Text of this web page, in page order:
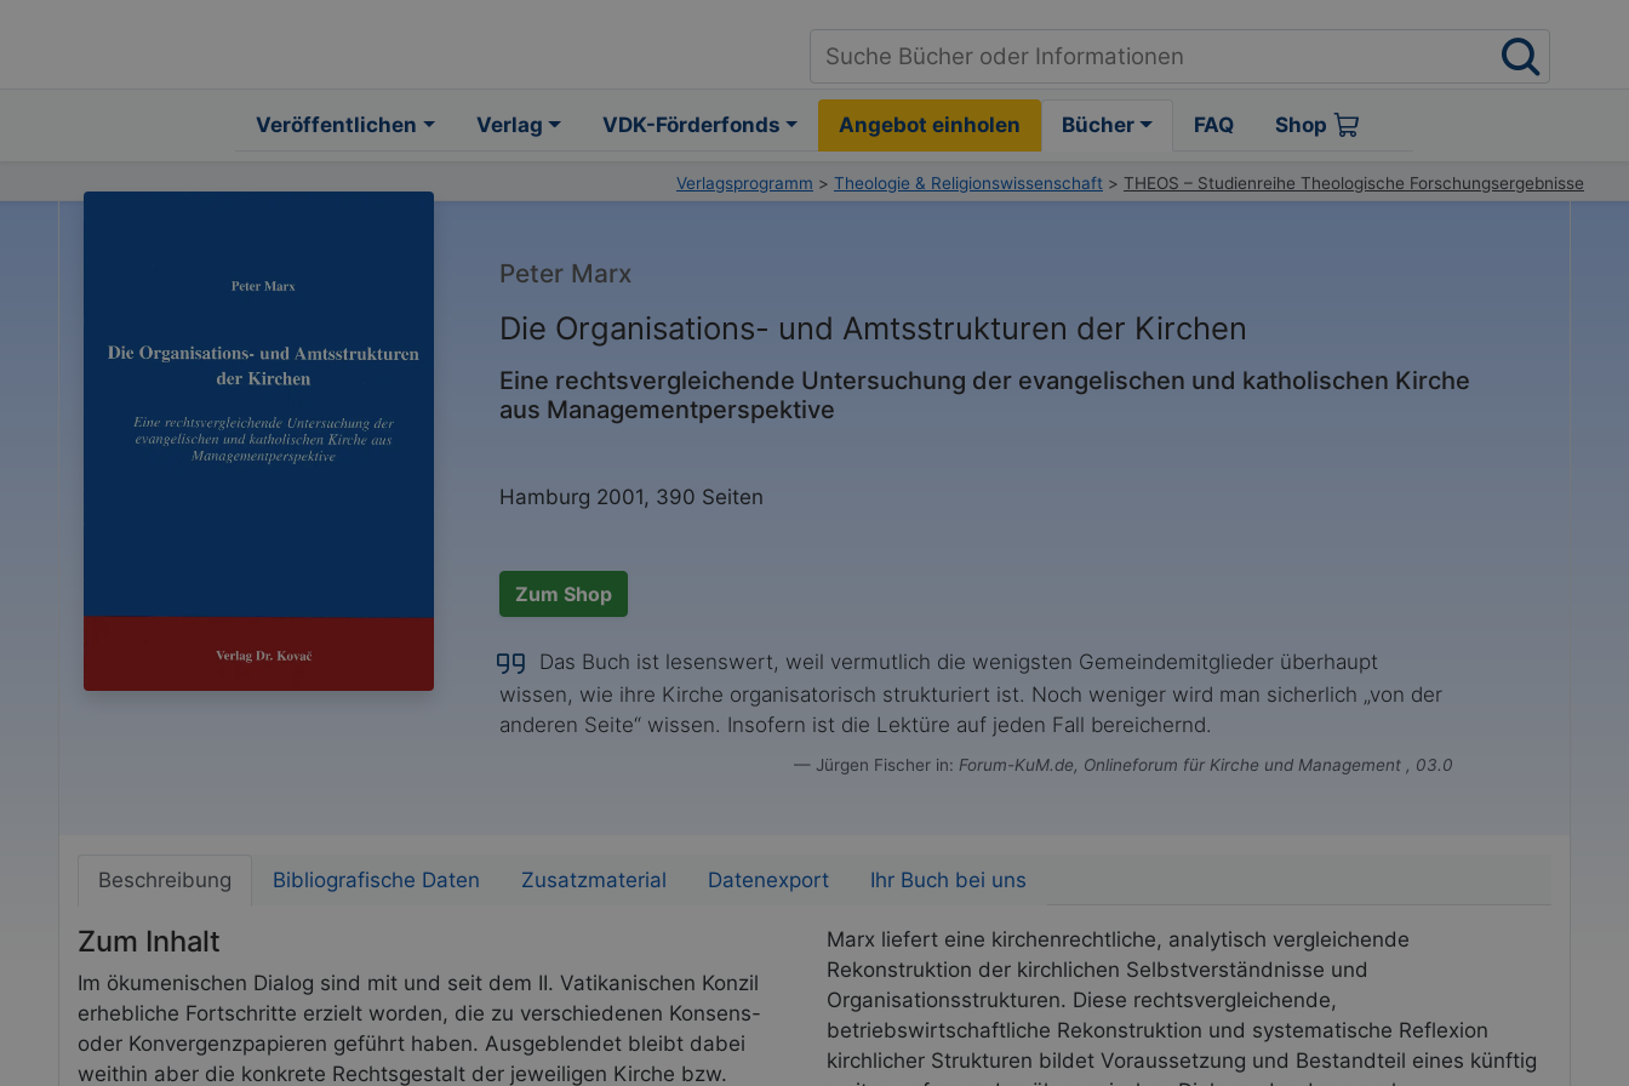
Veröffentlichen Verlag VDK-Förderfonds Angebot einholen Bücher FAQ Shop
Verlagsprogramm > Theologie & Religionswissenschaft > THEOS – Studienreihe Theologische Forschungsergebnisse
Peter Marx
Die Organisations- und Amtsstrukturen der Kirchen
Eine rechtsvergleichende Untersuchung der evangelischen und katholischen Kirche
aus Managementperspektive
Hamburg 2001, 390 Seiten
Zum Shop
Das Buch ist lesenswert, weil vermutlich die wenigsten Gemeindemitglieder überhaupt
wissen, wie ihre Kirche organisatorisch strukturiert ist. Noch weniger wird man sicherlich „von der
anderen Seite“ wissen. Insofern ist die Lektüre auf jeden Fall bereichernd.
Jürgen Fischer in: Forum-KuM.de, Onlineforum für Kirche und Management , 03.0
Beschreibung Bibliografische Daten Zusatzmaterial Datenexport Ihr Buch bei uns
Zum Inhalt
Im ökumenischen Dialog sind mit und seit dem II. Vatikanischen Konzil
erhebliche Fortschritte erzielt worden, die zu verschiedenen Konsens-
oder Konvergenzpapieren geführt haben. Ausgeblendet bleibt dabei
weithin aber die konkrete Rechtsgestalt der jeweiligen Kirche bzw.
Marx liefert eine kirchenrechtliche, analytisch vergleichende
Rekonstruktion der kirchlichen Selbstverständnisse und
Organisationsstrukturen. Diese rechtsvergleichende,
betriebswirtschaftliche Rekonstruktion und systematische Reflexion
kirchlicher Strukturen bildet Voraussetzung und Bestandteil eines künftig